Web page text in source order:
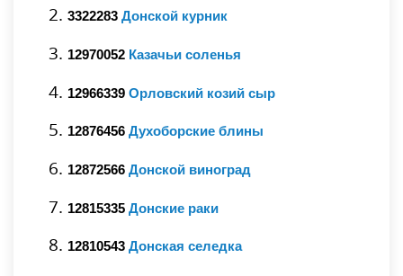
3322283 Донской курник
12970052 Казачьи соленья
12966339 Орловский козий сыр
12876456 Духоборские блины
12872566 Донской виноград
12815335 Донские раки
12810543 Донская селедка